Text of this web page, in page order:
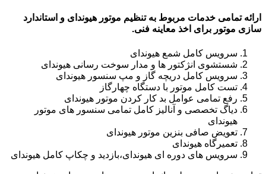
ارائه تمامی خدمات مربوط به تنظیم موتور هیوندای و استاندارد
سازی موتور برای اخذ معاینه فنی.
سرویس کامل شمع هیوندای
شستشوی انژکتور ها و مدار سوخت رسانی هیوندای
سرویس کامل دریچه گاز و مپ سنسور هیوندای
تست کامل موتور با دستگاه چهارگاز
رفع تمامی عوامل بد کار کردن موتور هیوندای
دیاگ تخصصی و آنالیز کامل تمامی سنسور های موتور
هیوندای
تعویض صافی بنزین موتور هیوندای
تعمیرگاه هیوندای
سرویس های دوره ای هیوندای،بازدید و چکاپ کامل هیوندای